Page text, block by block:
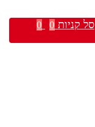
סל קניות 0
0